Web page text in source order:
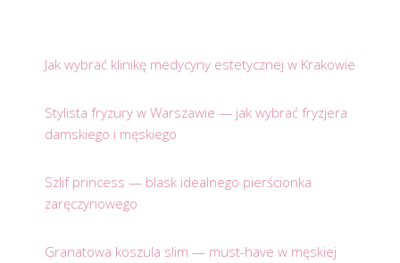
Jak wybrać klinikę medycyny estetycznej w Krakowie
Stylista fryzury w Warszawie — jak wybrać fryzjera
damskiego i męskiego
Szlif princess — blask idealnego pierścionka
zaręczynowego
Granatowa koszula slim — must-have w męskiej